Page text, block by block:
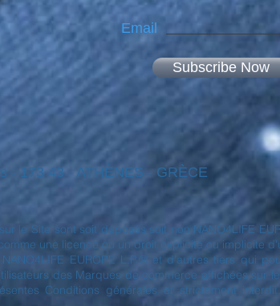
Email
Subscribe Now
- 173 43 - ATHÈNES - GRÈCE
le Site sont soit déposés soit non NANO4LIFE
une licence ou un droit explicite ou implicite
EUROPE L.P.® et d'autres tiers qui
des Marques de commerce affichées sur
Conditions générales et strictement